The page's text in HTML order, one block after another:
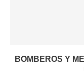
BOMBEROS Y